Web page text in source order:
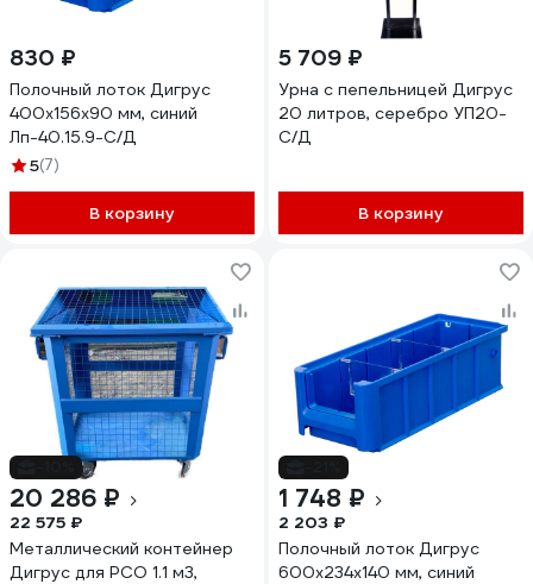
830 ₽
Полочный лоток Дигрус
400x156x90 мм, синий
Лп-40.15.9-С/Д
5(7)
В корзину
5 709 ₽
Урна с пепельницей Дигрус
20 литров, серебро УП20-
С/Д
В корзину
20 286 ₽
22 575 ₽
Металлический контейнер
Дигрус для РСО 1.1 м3,
1 748 ₽
2 203 ₽
Полочный лоток Дигрус
600x234x140 мм, синий